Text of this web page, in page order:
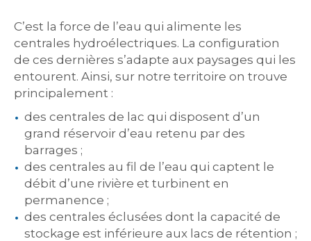
C’est la force de l’eau qui alimente les
centrales hydroélectriques. La configuration
de ces dernières s’adapte aux paysages qui les
entourent. Ainsi, sur notre territoire on trouve
principalement :
des centrales de lac qui disposent d’un
grand réservoir d’eau retenu par des
barrages ;
des centrales au fil de l’eau qui captent le
débit d’une rivière et turbinent en
permanence ;
des centrales éclusées dont la capacité de
stockage est inférieure aux lacs de rétention ;